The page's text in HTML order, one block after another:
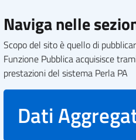
Naviga nelle
Scopo del sito è quello di
Funzione Pubblica acquisisce
prestazioni del sistema Perla PA
Dati